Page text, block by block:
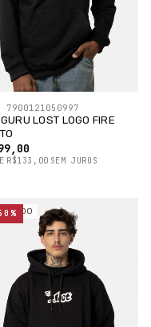
LOST LOGO FIRE
R$133,00 SEM JUROS
7900121050997